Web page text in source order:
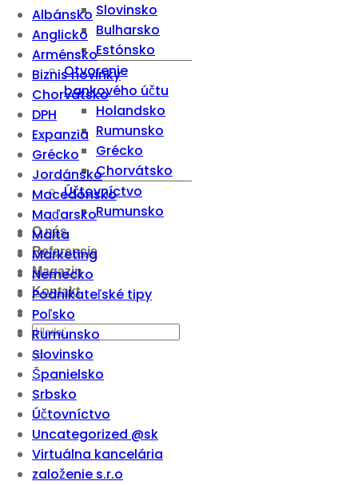
Slovinsko
Bulharsko
Estónsko
Otvorenie
bankového účtu
Holandsko
Rumunsko
Grécko
Chorvátsko
Účtovníctvo
Rumunsko
O nás
Referencie
Magazin
Kontakt
Albánsko
Anglicko
Arménsko
Biznis novinky
Chorvátsko
DPH
Expanzia
Grécko
Jordánsko
Macedónsko
Maďarsko
Malta
Marketing
Nemecko
Podnikateľské tipy
Poľsko
Rumunsko
Slovinsko
Španielsko
Srbsko
Účtovníctvo
Uncategorized @sk
Virtuálna kancelária
založenie s.r.o